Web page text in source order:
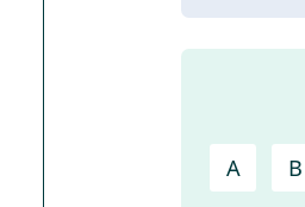
A B